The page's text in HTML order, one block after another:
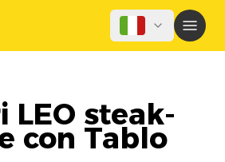
LEO steak-
con Tablo